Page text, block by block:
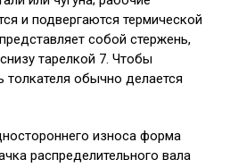
и подвергаются термической
собой стержень,
тарелкой 7. Чтобы
толкателя обычно делается
износа форма
распределительного вала